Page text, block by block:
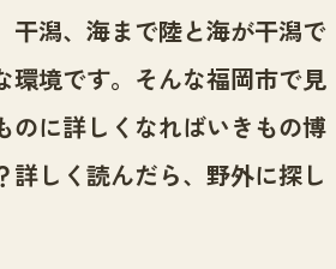
TOP
ー
ポリシー
ド
ドTOP
の
めぐみ
隊
干潟、海まで陸と海が干潟で
境です。 そんな福岡市で見
のに詳しくなればいきもの博
詳しく読んだら、野外に探し